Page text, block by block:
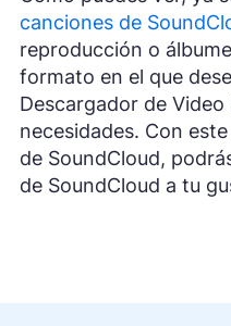
canciones de
reproducción o
formato en el que
Descargador de
necesidades. Con
de SoundCloud,
de SoundCloud a tu